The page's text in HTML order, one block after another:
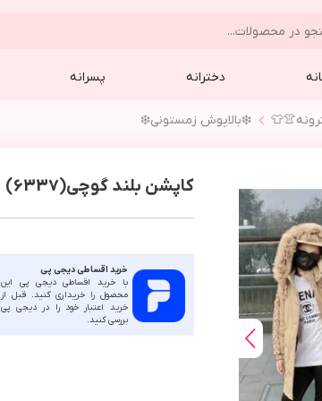
دخترانه پسرانه
❄️بالاپوش زمستوني❄️
کاپشن بلند گوچی(6337)
خرید اقساطی دیجی پی
با خرید اقساطی دیجی پی این
محصول را خریداری کنید. قبل از
خرید اعتبار خود را در دیجی پی
بررسی کنید.